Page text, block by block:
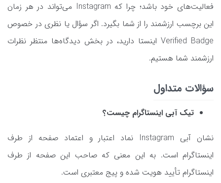
فعالیت‌های خود باشد؛ چرا که Instagram می‌تواند در هر زمان
این برچسب ارزشمند را از شما بگیرد. اگر سؤال یا نظری در خصوص
Verified Badge اینستا دارید، در بخش دیدگاه‌ها منتظر نظرات
ارزشمند شما هستیم.
سؤالات متداول
تیک آبی اینستاگرام چیست؟
نشان آبی Instagram نماد اعتبار و اعتماد صفحه از طرف
اینستاگرام است. به این معنی که صاحب این صفحه از طرف
اینستاگرام تأیید هویت شده و پیج معتبری است.